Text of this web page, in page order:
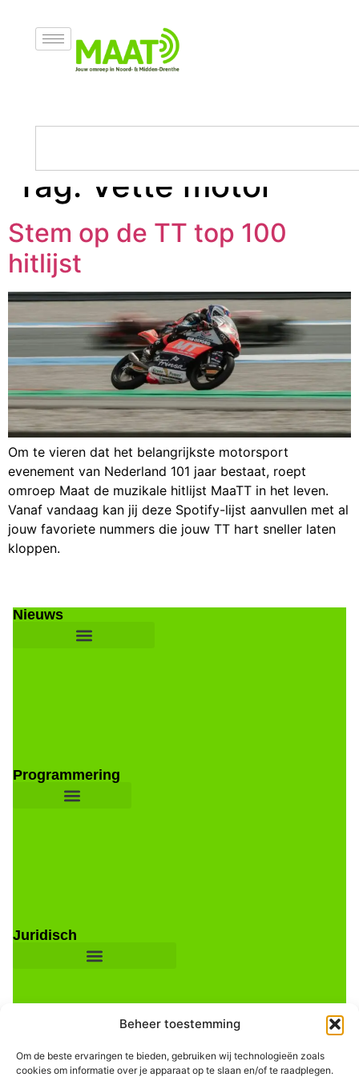
Beheer toestemming
Om de beste ervaringen te bieden, gebruiken wij technologieën zoals
cookies om informatie over je apparaat op te slaan en/of te raadplegen.
Tag: Vette motor
Stem op de TT top 100
hitlijst
Om te vieren dat het belangrijkste motorsport
evenement van Nederland 101 jaar bestaat, roept
omroep Maat de muzikale hitlijst MaaTT in het leven.
Vanaf vandaag kan jij deze Spotify-lijst aanvullen met al
jouw favoriete nummers die jouw TT hart sneller laten
kloppen.
Nieuws
Programmering
Juridisch